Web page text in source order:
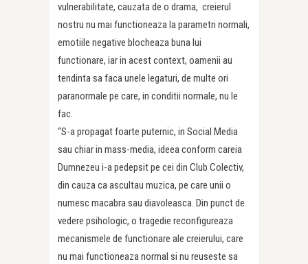
vulnerabilitate, cauzata de o drama, creierul
nostru nu mai functioneaza la parametri normali,
emotiile negative blocheaza buna lui
functionare, iar in acest context, oamenii au
tendinta sa faca unele legaturi, de multe ori
paranormale pe care, in conditii normale, nu le
fac.
“S-a propagat foarte puternic, in Social Media
sau chiar in mass-media, ideea conform careia
Dumnezeu i-a pedepsit pe cei din Club Colectiv,
din cauza ca ascultau muzica, pe care unii o
numesc macabra sau diavoleasca. Din punct de
vedere psihologic, o tragedie reconfigureaza
mecanismele de functionare ale creierului, care
nu mai functioneaza normal si nu reuseste sa